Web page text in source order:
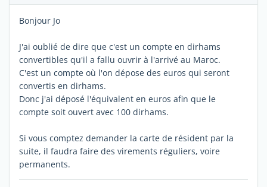
Bonjour Jo
J'ai oublié de dire que c'est un compte en dirhams
convertibles qu'il a fallu ouvrir à l'arrivé au Maroc.
C'est un compte où l'on dépose des euros qui seront
convertis en dirhams.
Donc j'ai déposé l'équivalent en euros afin que le
compte soit ouvert avec 100 dirhams.
Si vous comptez demander la carte de résident par la
suite, il faudra faire des virements réguliers, voire
permanents.